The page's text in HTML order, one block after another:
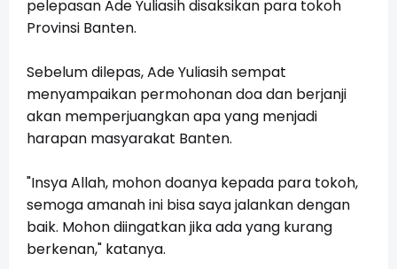
pelepasan Ade Yuliasih disaksikan para tokoh
Provinsi Banten.
Sebelum dilepas, Ade Yuliasih sempat
menyampaikan permohonan doa dan berjanji
akan memperjuangkan apa yang menjadi
harapan masyarakat Banten.
"Insya Allah, mohon doanya kepada para tokoh,
semoga amanah ini bisa saya jalankan dengan
baik. Mohon diingatkan jika ada yang kurang
berkenan," katanya.